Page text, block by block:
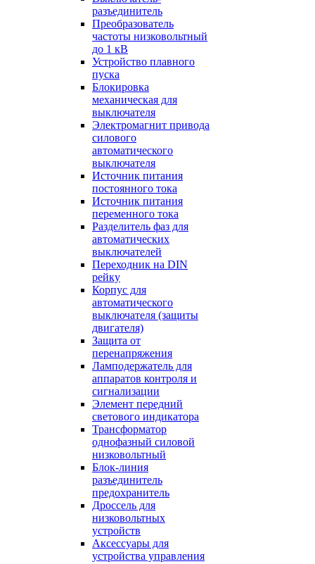
разъединитель
Преобразователь
частоты низковольтный
до 1 кВ
Устройство плавного
пуска
Блокировка
механическая для
выключателя
Электромагнит привода
силового
автоматического
выключателя
Источник питания
постоянного тока
Источник питания
переменного тока
Разделитель фаз для
автоматических
выключателей
Переходник на DIN
рейку
Корпус для
автоматического
выключателя (защиты
двигателя)
Защита от
перенапряжения
Ламподержатель для
аппаратов контроля и
сигнализации
Элемент передний
светового индикатора
Трансформатор
однофазный силовой
низковольтный
Блок-линия
разъединитель
предохранитель
Дроссель для
низковольтных
устройств
Аксессуары для
устройства управления